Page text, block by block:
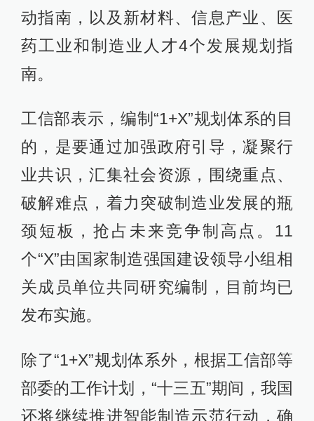
动指南，以及新材料、信息产业、医
药工业和制造业人才4个发展规划指
南。
工信部表示，编制“1+X”规划体系的目
的，是要通过加强政府引导，凝聚行
业共识，汇集社会资源，围绕重点、
破解难点，着力突破制造业发展的瓶
颈短板，抢占未来竞争制高点。11
个“X”由国家制造强国建设领导小组相
关成员单位共同研究编制，目前均已
发布实施。
除了“1+X”规划体系外，根据工信部等
部委的工作计划，“十三五”期间，我国
还将继续推进智能制造示范行动，确